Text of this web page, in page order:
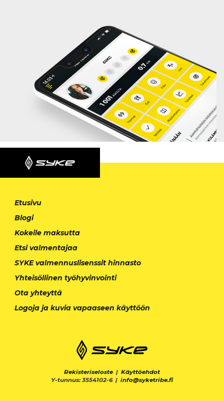
Etusivu
Blogi
Kokeile maksutta
Etsi valmentajaa
SYKE valmennuslisenssit hinnasto
Yhteisöllinen työhyvinvointi
Ota yhteyttä
Logoja ja kuvia vapaaseen käyttöön
Rekisteriseloste | Käyttöehdot
Y-tunnus: 3554102-6 | info@syketribe.fi